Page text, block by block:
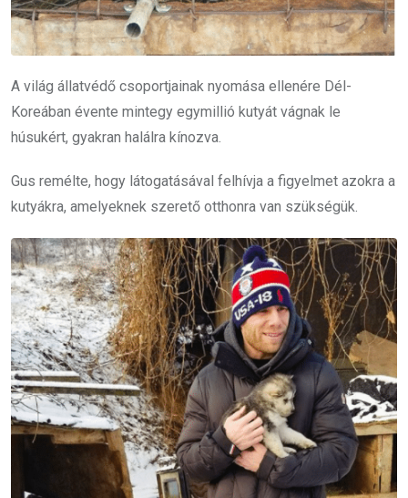
A világ állatvédő csoportjainak nyomása ellenére Dél-
Koreában évente mintegy egymillió kutyát vágnak le
húsukért, gyakran halálra kínozva.
Gus remélte, hogy látogatásával felhívja a figyelmet azokra a
kutyákra, amelyeknek szerető otthonra van szükségük.